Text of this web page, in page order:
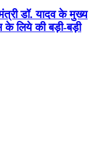
डॉ. यादव के मुख्य
लिये की बड़ी-बड़ी